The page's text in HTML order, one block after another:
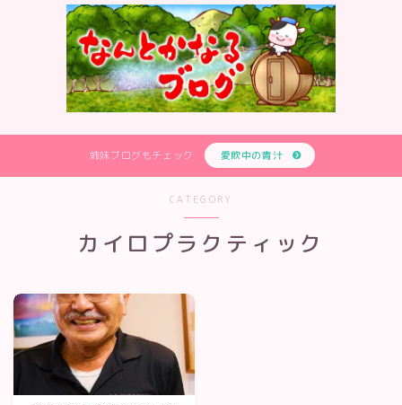
姉妹ブログもチェック 愛飲中の青汁
CATEGORY
カイロプラクティック